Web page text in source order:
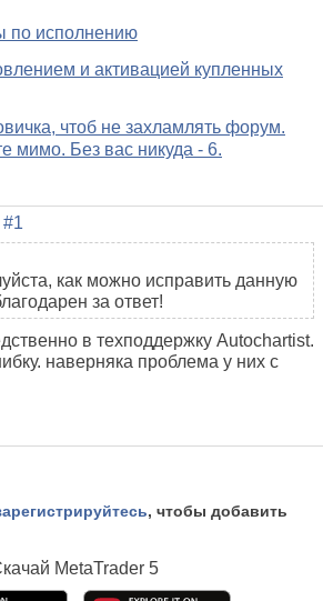
исполнению
и активацией купленных
чтоб не захламлять форум.
мимо. Без вас никуда - 6.
#1
как можно исправить данную
за ответ!
в техподдержку Autochartist.
наверняка проблема у них с
, чтобы добавить
MetaTrader 5